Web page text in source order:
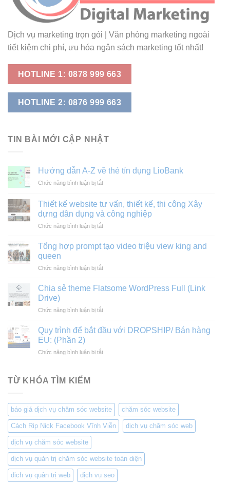
Dịch vụ marketing trọn gói | Văn phòng marketing ngoài
tiết kiệm chi phí, ưu hóa ngân sách marketing tốt nhất!
HOTLINE 1: 0878 999 663
HOTLINE 2: 0876 999 663
TIN BÀI MỚI CẬP NHẬT
Hướng dẫn A-Z về thẻ tín dụng LioBank
Chức năng bình luận bị tắtở
A-
Z
về
tín
dụng
Thiết kế website tư vấn, thiết kế, thi công Xây
dựng dân dụng và công nghiệp
Chức năng bình luận bị tắtở
kế
website
vấn,
kế,
Xây
dân
công
Tổng hợp prompt tạo video triệu view king and
queen
Chức năng bình luận bị tắtở
hợp
video
view
queen
Chia sẻ theme Flatsome WordPress Full (Link
Drive)
Chức năng bình luận bị tắtở
sẻ
WordPress
Quy trình để bắt đầu với DROPSHIP/ Bán hàng
EU: (Phần 2)
Chức năng bình luận bị tắtở
với
DROPSHIP/
Bán
hàng
2)
TỪ KHÓA TÌM KIẾM
báo giá dịch vụ chăm sóc website chăm sóc website
Cách Rip Nick Facebook Vĩnh Viễn dịch vụ chăm sóc web
dịch vụ chăm sóc website
dịch vụ quản trị chăm sóc website toàn diện
dịch vụ quản trị web dịch vụ seo